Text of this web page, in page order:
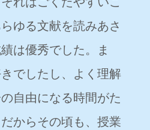
ゆる文献を読みあさ
は優秀でした。ま
でしたし、よく理解
自由になる時間がた
からその頃も、授業